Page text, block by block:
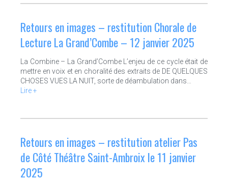
Retours en images – restitution Chorale de
Lecture La Grand’Combe – 12 janvier 2025
La Combine – La Grand’Combe L’enjeu de ce cycle était de
mettre en voix et en choralité des extraits de DE QUELQUES
CHOSES VUES LA NUIT, sorte de déambulation dans…
Lire +
Retours en images – restitution atelier Pas
de Côté Théâtre Saint-Ambroix le 11 janvier
2025